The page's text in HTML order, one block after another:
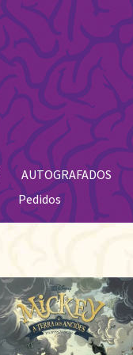
AUTOGRAFADOS
Pedidos